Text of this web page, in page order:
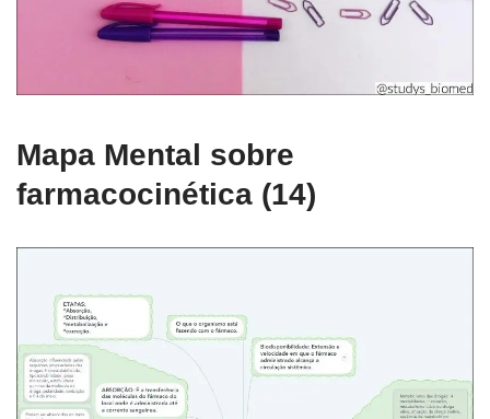
Mapa Mental sobre
farmacocinética (14)